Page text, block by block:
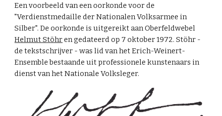
Een voorbeeld van een oorkonde voor de
"Verdienstmedaille der Nationalen Volksarmee in
Silber". De oorkonde is uitgereikt aan Oberfeldwebel
Helmut Stöhren gedateerd op 7 oktober 1972. Stöhr -
de tekstschrijver - was lid van het Erich-Weinert-
Ensemble bestaande uit professionele kunstenaars in
dienst van het Nationale Volksleger.